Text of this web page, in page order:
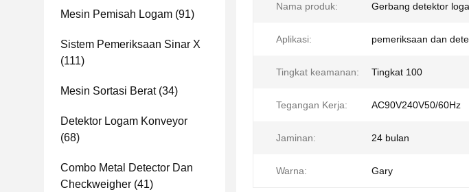
Mesin Pemisah Logam (91)
Sistem Pemeriksaan Sinar X
(111)
Mesin Sortasi Berat(34)
Detektor Logam Konveyor
(68)
Combo Metal Detector Dan
Checkweigher (41)
Nama produk: Gerbang detektor
Aplikasi: pemeriksaan dan
Tingkat keamanan: Tingkat 100
Tegangan Kerja: AC90V240V50/60Hz
Jaminan: 24 bulan
Warna: Gary